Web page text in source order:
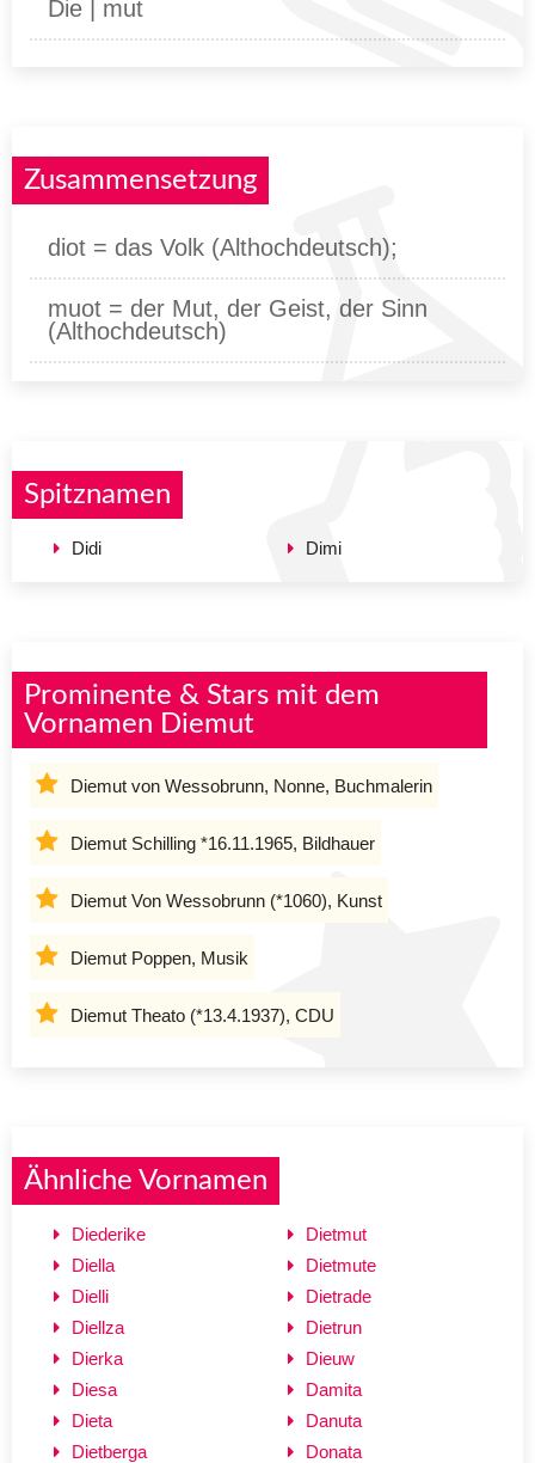
Die | mut
Zusammensetzung
diot = das Volk (Althochdeutsch);
muot = der Mut, der Geist, der Sinn
(Althochdeutsch)
Spitznamen
Didi Dimi
Prominente & Stars mit dem
Vornamen Diemut
Diemut von Wessobrunn, Nonne, Buchmalerin
Diemut Schilling *16.11.1965, Bildhauer
Diemut Von Wessobrunn (*1060), Kunst
Diemut Poppen, Musik
Diemut Theato (*13.4.1937), CDU
Ähnliche Vornamen
Diederike
Diella
Dielli
Diellza
Dierka
Diesa
Dieta
Dietberga
Dietmut
Dietmute
Dietrade
Dietrun
Dieuw
Damita
Danuta
Donata